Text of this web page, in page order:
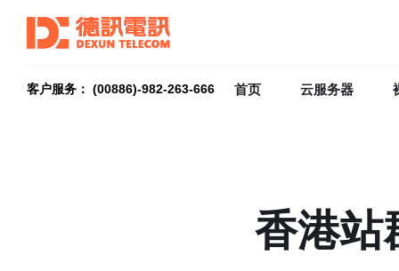
客户服务： (00886)-982-263-666 首页 云服务器
香港站